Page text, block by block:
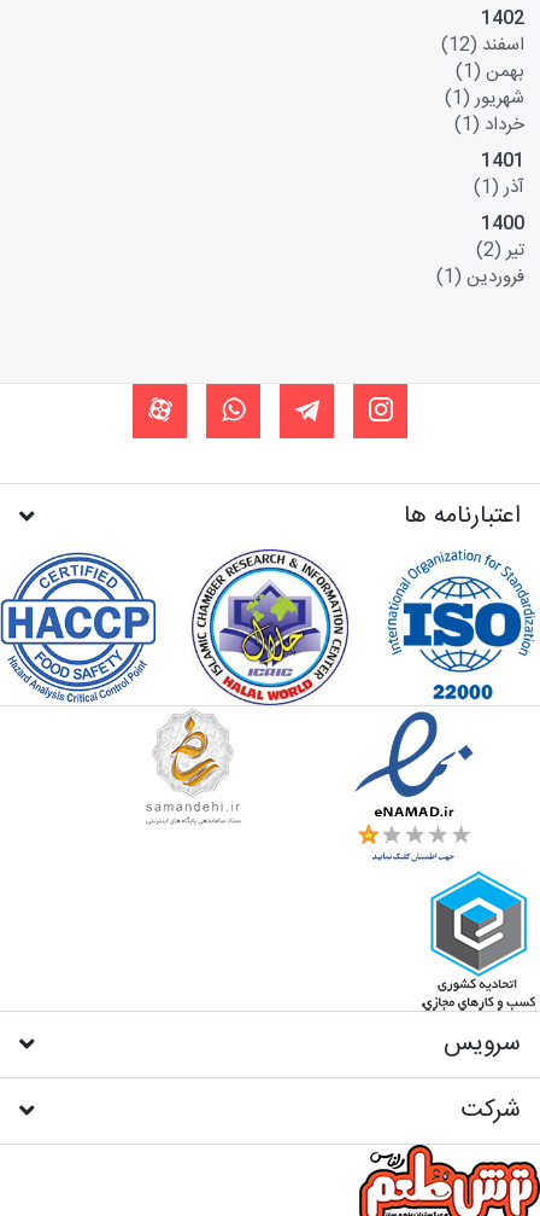
1402
اسفند (12)
بهمن (1)
شهریور(1)
خرداد (1)
1401
آذر(1)
1400
تیر(2)
فروردین (1)
اعتبارنامه ها
سرویس
شرکت